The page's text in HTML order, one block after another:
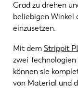
Grad zu drehen
beliebigen Winkel
einzusetzen.
Mit dem Strippit PL
zwei
können sie
von Material und